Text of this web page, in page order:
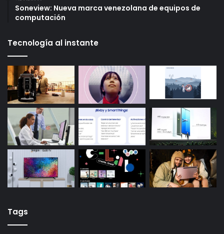
Soneview: Nueva marca venezolana de equipos de
computación
Tecnología al instante
Tags